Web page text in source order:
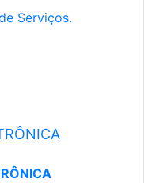
Serviços.